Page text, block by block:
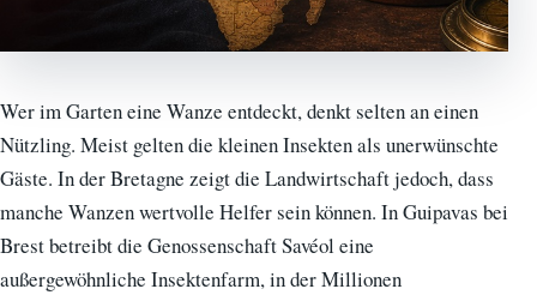
Wer im Garten eine Wanze entdeckt, denkt selten an einen
Nützling. Meist gelten die kleinen Insekten als unerwünschte
Gäste. In der Bretagne zeigt die Landwirtschaft jedoch, dass
manche Wanzen wertvolle Helfer sein können. In Guipavas bei
Brest betreibt die Genossenschaft Savéol eine
außergewöhnliche Insektenfarm, in der Millionen